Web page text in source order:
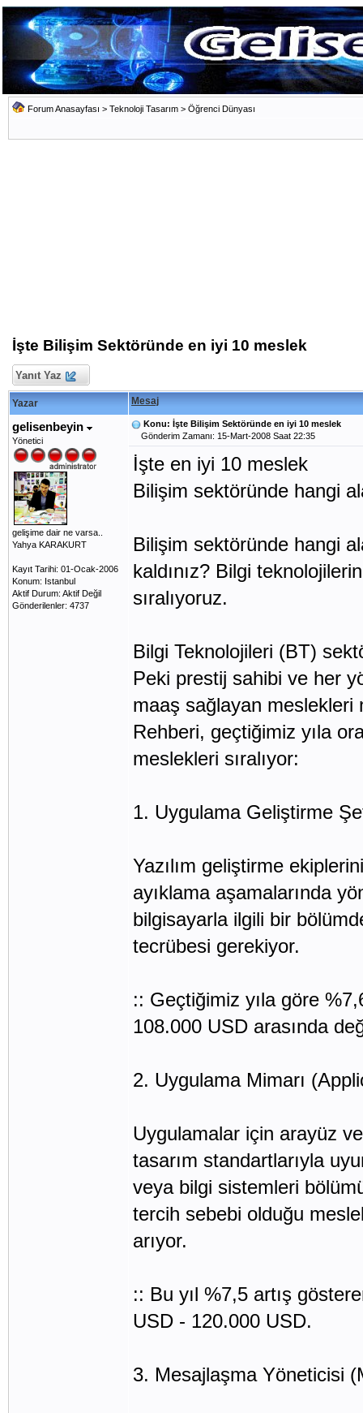
Forum Anasayfası > Teknoloji Tasarım > Öğrenci Dünyası
İşte Bilişim Sektöründe en iyi 10 meslek
Yanıt Yaz
Yazar Mesaj
gelisenbeyin
Yönetici
gelişime dair ne varsa..
Yahya KARAKURT
Kayıt Tarihi: 01-Ocak-2006
Konum: Istanbul
Aktif Durum: Aktif Değil
Gönderilenler: 4737
Konu: İşte Bilişim Sektöründe en iyi 10 meslek
Gönderim Zamanı: 15-Mart-2008 Saat 22:35
İşte en iyi 10 meslek
Bilişim sektöründe hangi
Bilişim sektöründe hangi
kaldınız? Bilgi
sıralıyoruz.
Bilgi Teknolojileri (BT)
Peki prestij sahibi ve her
maaş sağlayan meslekleri
Rehberi, geçtiğimiz yıla
meslekleri sıralıyor:
1. Uygulama Geliştirme
Yazılım geliştirme
ayıklama aşamalarında
bilgisayarla ilgili bir
tecrübesi gerekiyor.
:: Geçtiğimiz yıla göre
108.000 USD arasında
2. Uygulama Mimarı
Uygulamalar için arayüz
tasarım standartlarıyla
veya bilgi sistemleri
tercih sebebi olduğu
arıyor.
:: Bu yıl %7,5 artış
USD - 120.000 USD.
3. Mesajlaşma Yöneticisi